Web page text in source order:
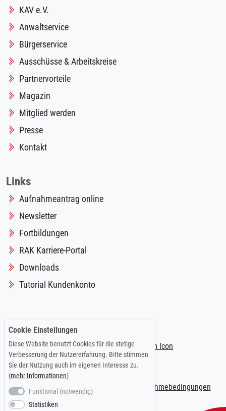
KAV e.V.
Anwaltservice
Bürgerservice
Ausschüsse & Arbeitskreise
Partnervorteile
Magazin
Mitglied werden
Presse
Kontakt
Links
Aufnahmeantrag online
Newsletter
Fortbildungen
RAK Karriere-Portal
Downloads
Tutorial Kundenkonto
Impressum |Datenschutzerklärung Teilnahmebedingungen
Cookie Einstellungen
Diese Website benutzt Cookies für die stetige
Verbesserung der Nutzererfahrung. Bitte stimmen
Sie der Nutzung auch im eigenen Interesse zu.
(mehr Informationen)
Funktional (notwendig)
Statistiken